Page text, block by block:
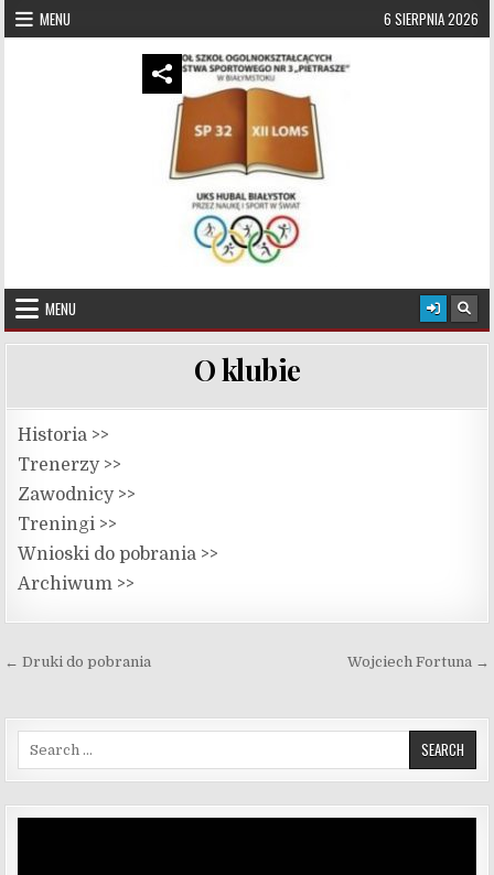
Skip to content
MENU 6 SIERPNIA 2026
UKS Hubal Białystok
MENU
O klubie
Historia >>
Trenerzy >>
Zawodnicy >>
Treningi >>
Wnioski do pobrania >>
Archiwum >>
Nawigacja wpisu Wojciech Fortuna →
← Druki do pobrania
Search for: